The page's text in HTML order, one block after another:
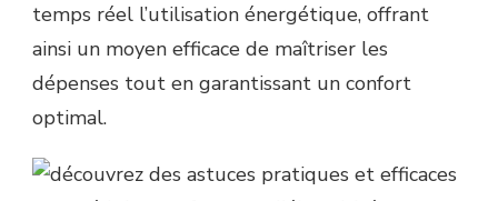
temps réel l’utilisation énergétique, offrant
ainsi un moyen efficace de maîtriser les
dépenses tout en garantissant un confort
optimal.